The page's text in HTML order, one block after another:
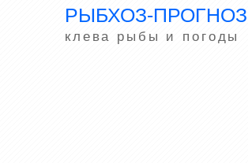
РЫБХОЗ-ПРОГНОЗ
клева рыбы и погоды